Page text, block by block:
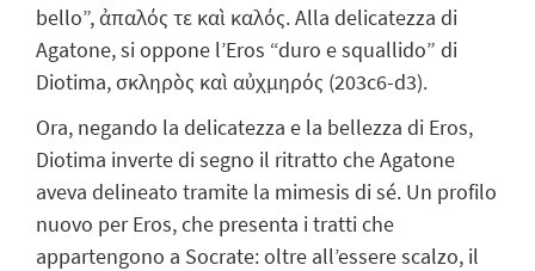
bello”, ἀπαλός τε καὶ καλός. Alla delicatezza di
Agatone, si oppone l’Eros “duro e squallido” di
Diotima, σκληρὸς καὶ αὐχμηρός (203c6-d3).
Ora, negando la delicatezza e la bellezza di Eros,
Diotima inverte di segno il ritratto che Agatone
aveva delineato tramite la mimesis di sé. Un profilo
nuovo per Eros, che presenta i tratti che
appartengono a Socrate: oltre all’essere scalzo, il